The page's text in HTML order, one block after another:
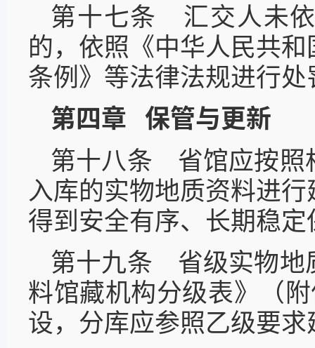
第十七条 汇交人未
的，依照《中华人民共
条例》等法律法规进行处
第四章 保管与更新
第十八条 省馆应按照
入库的实物地质资料进
得到安全有序、长期稳
第十九条 省级实物地
料馆藏机构分级表》（
设，分库应参照乙级要